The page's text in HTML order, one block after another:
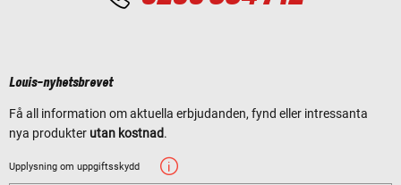
Louis-nyhetsbrevet
Få all information om aktuella erbjudanden, fynd eller intressanta
nya produkter utan kostnad.
Upplysning om uppgiftsskydd